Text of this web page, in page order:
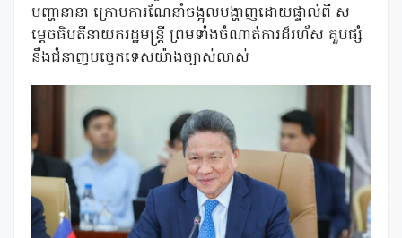
បញ្ហានានា ក្រោមការណែនាំចង្អុលបង្ហាញដោយផ្ទាល់ពី ស
ម្តេចធិបតីនាយករដ្ឋមន្ត្រី ព្រមទាំងចំណាត់ការដ៏រហ័ស គួបផ្សំ
នឹងជំនាញបច្ចេកទេសយ៉ាងច្បាស់លាស់